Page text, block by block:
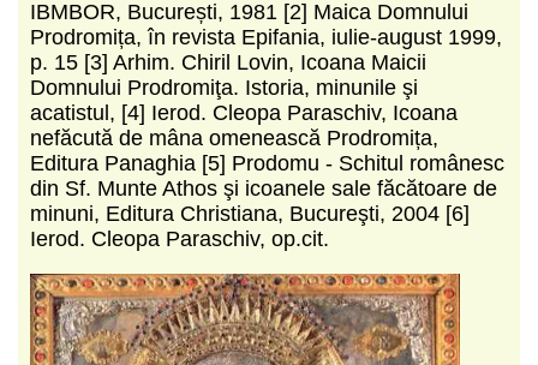
IBMBOR, București, 1981 [2] Maica Domnului
Prodromița, în revista Epifania, iulie-august 1999,
p. 15 [3] Arhim. Chiril Lovin, Icoana Maicii
Domnului Prodromiţa. Istoria, minunile şi
acatistul, [4] Ierod. Cleopa Paraschiv, Icoana
nefăcută de mâna omenească Prodromița,
Editura Panaghia [5] Prodomu - Schitul românesc
din Sf. Munte Athos şi icoanele sale făcătoare de
minuni, Editura Christiana, Bucureşti, 2004 [6]
Ierod. Cleopa Paraschiv, op.cit.